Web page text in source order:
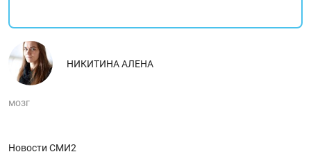
НИКИТИНА АЛЕНА
мозг
Новости СМИ2